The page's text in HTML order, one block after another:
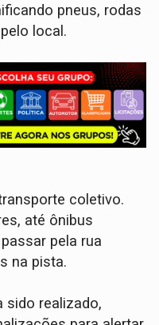
pneus, rodas
local.
coletivo.
até ônibus
pela rua
na pista.
sido realizado,